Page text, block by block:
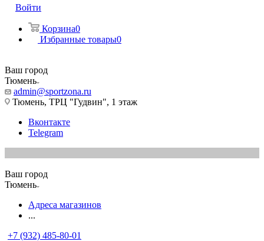
Войти
Корзина0
Избранные товары0
Ваш город
Тюмень
admin@sportzona.ru
Тюмень, ТРЦ "Гудвин", 1 этаж
Вконтакте
Telegram
Ваш город
Тюмень
Адреса магазинов
...
+7 (932) 485-80-01